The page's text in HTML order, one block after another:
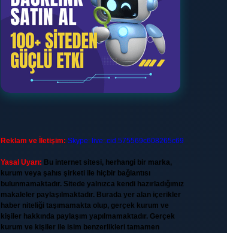
Reklam ve İletişim: Skype: live:.cid.575569c608265c69
Yasal Uyarı: Bu internet sitesi, herhangi bir marka,
kurum veya şahıs şirketi ile hiçbir bağlantısı
bulunmamaktadır. Sitede yalnızca kendi hazırladığımız
makaleler paylaşılmaktadır. Burada yer alan içerikler
haber niteliği taşımamakta olup, gerçek kurum ve
kişiler hakkında paylaşım yapılmamaktadır. Gerçek
kurum ve kişiler ile isim benzerlikleri tamamen